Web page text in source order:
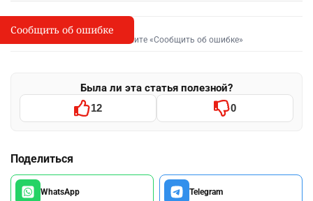
I
Сообщить об опечатке
Выделите фрагмент и нажмите «Сообщить об ошибке»
Была ли эта статья полезной?
12 0
Поделиться
WhatsApp Telegram
Сообщить об ошибке